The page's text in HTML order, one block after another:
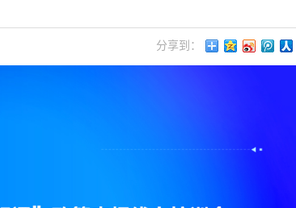
分享到：